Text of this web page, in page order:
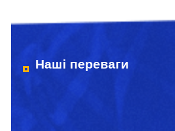
Наші переваги